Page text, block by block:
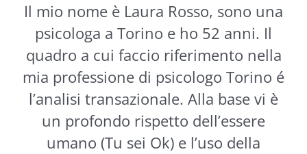
Il mio nome è Laura Rosso, sono una
psicologa a Torino e ho 52 anni. Il
quadro a cui faccio riferimento nella
mia professione di psicologo Torino é
l’analisi transazionale. Alla base vi è
un profondo rispetto dell’essere
umano (Tu sei Ok) e l’uso della